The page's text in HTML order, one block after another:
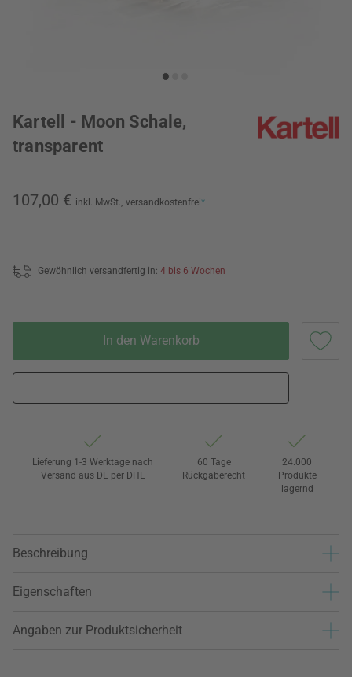
Kartell - Moon Schale,
transparent
107,00 € inkl. MwSt., versandkostenfrei*
Gewöhnlich versandfertig in: 4 bis 6 Wochen
In den Warenkorb
Lieferung 1-3 Werktage nach
Versand aus DE per DHL
60 Tage
Rückgaberecht
24.000
Produkte
lagernd
Beschreibung
Eigenschaften
Angaben zur Produktsicherheit